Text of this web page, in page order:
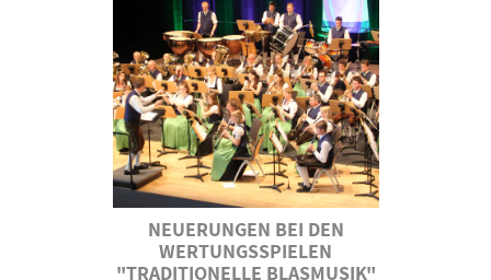
NEUERUNGEN BEI DEN
WERTUNGSSPIELEN
"TRADITIONELLE BLASMUSIK"